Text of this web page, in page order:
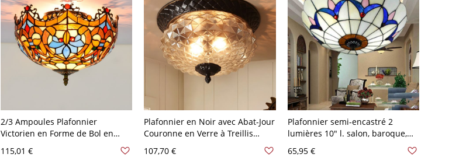
2/3 Ampoules Plafonnier
Victorien en Forme de Bol en
Lampe Encastrée 12"/16" de
115,01 €
Plafonnier en Noir avec Abat-Jour
Couronne en Verre à Treillis
Lampe Encastrée à 2 Ampoules
Style Traditionnel - Noir 110 V-
107,70 €
Plafonnier semi-encastré 2
lumières 10" l. salon, baroque,
laiton, motif tulipe, vasque, abat-
jour en verre taillé beige
65,95 €